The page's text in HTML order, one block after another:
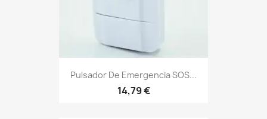
Pulsador De Emergencia SOS...
14,79 €